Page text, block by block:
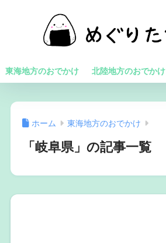
東海地方のおでかけ 北陸地方のおでかけ
ホーム 東海地方のおでかけ
「岐阜県」の記事一覧